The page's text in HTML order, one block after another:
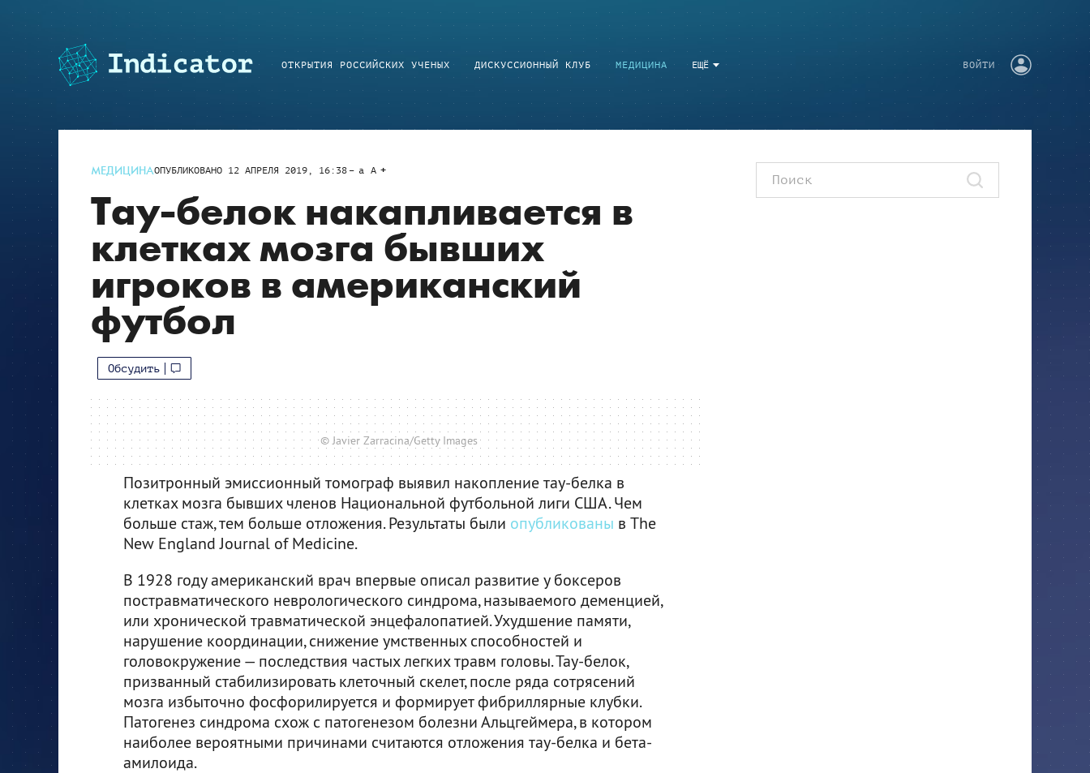
ЕЩЁ
ОТКРЫТИЯ РОССИЙСКИХ УЧЕНЫХ ДИСКУССИОННЫЙ КЛУБ МЕДИЦИНА ВОЙТИ
МЕДИЦИНАОПУБЛИКОВАНО 12 АПРЕЛЯ 2019, 16:38 a A
Тау-белок накапливается в
клетках мозга бывших
игроков в американский
футбол
Обсудить
© Javier Zarracina/Getty Images
Позитронный эмиссионный томограф выявил накопление тау-белка в
клетках мозга бывших членов Национальной футбольной лиги США. Чем
больше стаж, тем больше отложения. Результаты были опубликованы в The
New England Journal of Medicine.
В 1928 году американский врач впервые описал развитие у боксеров
постравматического неврологического синдрома, называемого деменцией,
или хронической травматической энцефалопатией. Ухудшение памяти,
нарушение координации, снижение умственных способностей и
головокружение — последствия частых легких травм головы. Тау-белок,
призванный стабилизировать клеточный скелет, после ряда сотрясений
мозга избыточно фосфорилируется и формирует фибриллярные клубки.
Патогенез синдрома схож с патогенезом болезни Альцгеймера, в котором
наиболее вероятными причинами считаются отложения тау-белка и бета-
амилоида.